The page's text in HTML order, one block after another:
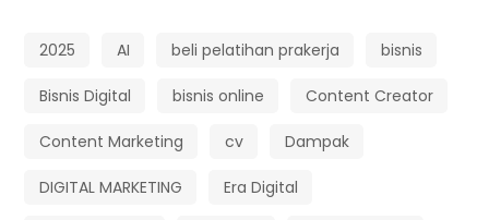
2025 AI beli pelatihan prakerja bisnis
Bisnis Digital bisnis online Content Creator
Content Marketing cv Dampak
DIGITAL MARKETING Era Digital